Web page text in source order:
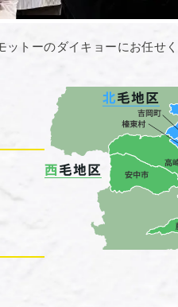
トーのダイキョーにお任せく